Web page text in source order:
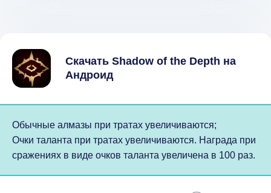
Скачать Shadow of the Depth на
Андроид
Обычные алмазы при тратах увеличиваются;
Очки таланта при тратах увеличиваются. Награда при
сражениях в виде очков таланта увеличена в 100 раз.